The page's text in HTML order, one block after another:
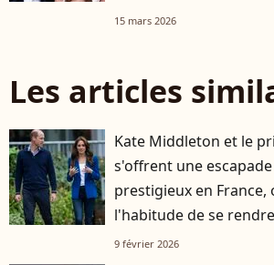
15 mars 2026
Les articles
Kate Middleton et le
s'offrent une
prestigieux en France,
l'habitude de se
enfants
9 février 2026